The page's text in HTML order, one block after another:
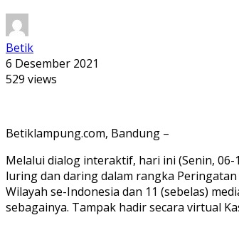
Betik
6 Desember 2021
529 views
Betiklampung.com, Bandung –
Melalui dialog interaktif, hari ini (Senin,
luring dan daring dalam rangka
Wilayah se-Indonesia dan 11 (sebelas)
sebagainya. Tampak hadir secara virtual